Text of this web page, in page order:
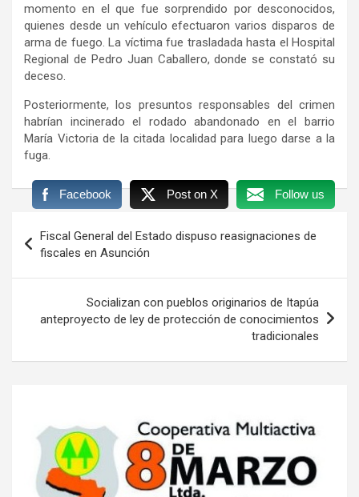
momento en el que fue sorprendido por desconocidos,
quienes desde un vehículo efectuaron varios disparos de
arma de fuego. La víctima fue trasladada hasta el Hospital
Regional de Pedro Juan Caballero, donde se constató su
deceso.
Posteriormente, los presuntos responsables del crimen
habrían incinerado el rodado abandonado en el barrio
María Victoria de la citada localidad para luego darse a la
fuga.
Facebook Post on X Follow us
de
entradas
Fiscal General del Estado dispuso reasignaciones de
fiscales en Asunción
Socializan con pueblos originarios de Itapúa
anteproyecto de ley de protección de conocimientos
tradicionales